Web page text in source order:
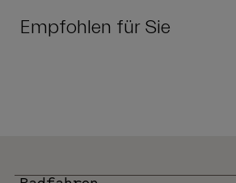
Empfohlen für Sie